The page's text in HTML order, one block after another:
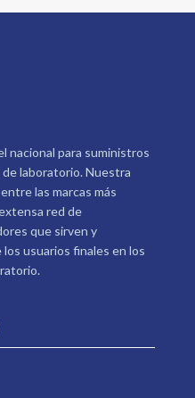
nacional para suministros
laboratorio. Nuestra
las marcas más
red de
que sirven y
usuarios finales en los